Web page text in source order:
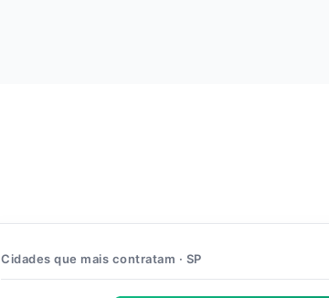
Cidades que mais contratam · SP